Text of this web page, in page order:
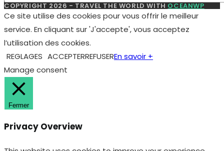
ZAWIEJA
COPYRIGHT 2026 - TRAVEL THE WORLD WITHOCEANWP
Ce site utilise des cookies pour vous offrir le meilleur
service. En cliquant sur 'J'accepte', vous acceptez
l’utilisation des cookies.
REGLAGES ACCEPTERREFUSEREn savoir +
Manage consent
Fermer
Privacy Overview